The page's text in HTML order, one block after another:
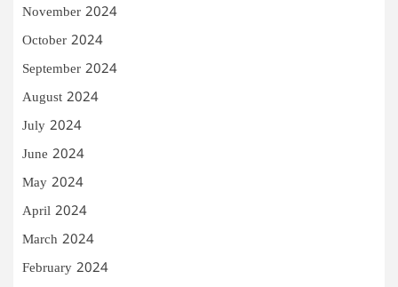
November 2024
October 2024
September 2024
August 2024
July 2024
June 2024
May 2024
April 2024
March 2024
February 2024